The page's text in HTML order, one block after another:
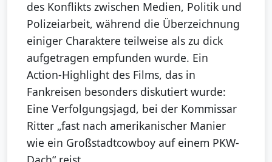
des Konflikts zwischen Medien, Politik und
Polizeiarbeit, während die Überzeichnung
einiger Charaktere teilweise als zu dick
aufgetragen empfunden wurde. Ein
Action-Highlight des Films, das in
Fankreisen besonders diskutiert wurde:
Eine Verfolgungsjagd, bei der Kommissar
Ritter „fast nach amerikanischer Manier
wie ein Großstadtcowboy auf einem PKW-